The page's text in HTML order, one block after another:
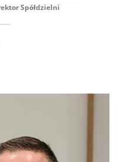
Spółdzielni